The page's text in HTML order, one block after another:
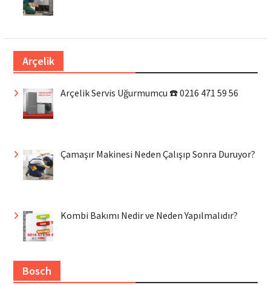
Arçelik
Arçelik Servis Uğurmumcu ☎️ 0216 471 59 56
Çamaşır Makinesi Neden Çalışıp Sonra Duruyor?
Kombi Bakımı Nedir ve Neden Yapılmalıdır?
Bosch